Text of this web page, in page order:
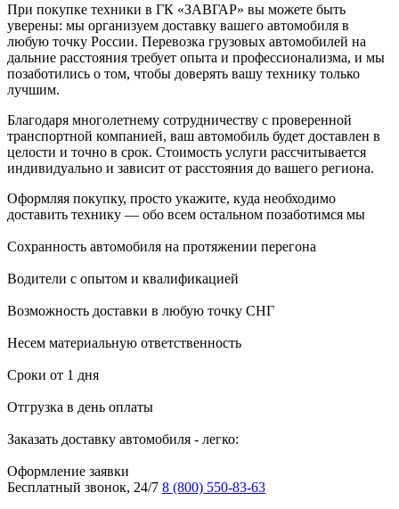
При покупке техники в ГК «ЗАВГАР» вы можете быть
уверены: мы организуем доставку вашего автомобиля в
любую точку России. Перевозка грузовых автомобилей на
дальние расстояния требует опыта и профессионализма, и мы
позаботились о том, чтобы доверять вашу технику только
лучшим.
Благодаря многолетнему сотрудничеству с проверенной
транспортной компанией, ваш автомобиль будет доставлен в
целости и точно в срок. Стоимость услуги рассчитывается
индивидуально и зависит от расстояния до вашего региона.
Оформляя покупку, просто укажите, куда необходимо
доставить технику — обо всем остальном позаботимся мы
Сохранность автомобиля на протяжении перегона
Водители с опытом и квалификацией
Возможность доставки в любую точку СНГ
Несем материальную ответственность
Сроки от 1 дня
Отгрузка в день оплаты
Заказать доставку автомобиля - легко:
Оформление заявки
Бесплатный звонок, 24/7 8 (800) 550-83-63